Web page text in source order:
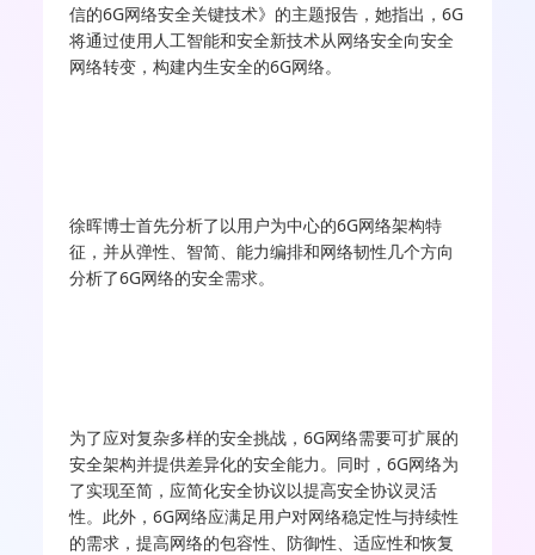
信的6G网络安全关键技术》的主题报告，她指出，6G
将通过使用人工智能和安全新技术从网络安全向安全
网络转变，构建内生安全的6G网络。
徐晖博士首先分析了以用户为中心的6G网络架构特
征，并从弹性、智简、能力编排和网络韧性几个方向
分析了6G网络的安全需求。
为了应对复杂多样的安全挑战，6G网络需要可扩展的
安全架构并提供差异化的安全能力。同时，6G网络为
了实现至简，应简化安全协议以提高安全协议灵活
性。此外，6G网络应满足用户对网络稳定性与持续性
的需求，提高网络的包容性、防御性、适应性和恢复